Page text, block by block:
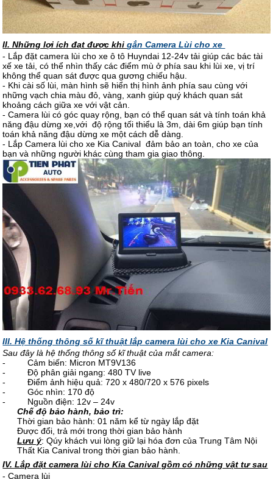
II. Những lợi ích đạt được khigắn Camera Lùi cho xe
- Lắp đặt camera lùi cho xe ô tô Huyndai 12-24v tải giúp các bác tài
xế xe tải, có thể nhìn thấy các điểm mù ở phía sau khi lùi xe, vị trí
không thể quan sát được qua gương chiếu hậu.
- Khi cài số lùi, màn hình sẽ hiển thị hình ảnh phía sau cùng với
những vạch chia màu đỏ, vàng, xanh giúp quý khách quan sát
khoảng cách giữa xe với vật cản.
- Camera lùi có góc quay rộng, bạn có thể quan sát và tính toán khả
năng đậu dừng xe,với độ rộng tối thiểu là 3m, dài 6m giúp bạn tính
toán khả năng đậu dừng xe một cách dễ dàng.
- Lắp Camera lùi cho xe Kia Canival đảm bảo an toàn, cho xe của
bạn và những người khác cùng tham gia giao thông.
III. Hệ thống thông số kĩ thuật lắp camera lùi cho xe Kia Canival
Sau đây là hệ thống thông số kĩ thuật của mắt camera:
- Cảm biến: Micron MT9V136
- Độ phân giải ngang: 480 TV live
- Điểm ảnh hiệu quả: 720 x 480/720 x 576 pixels
- Góc nhìn: 170 độ
- Nguồn điện: 12v – 24v
Chế độ bảo hành, bảo trì:
Thời gian bảo hành: 01 năm kể từ ngày lắp đặt
Được đổi, trả mới trong thời gian bảo hành
Lưu ý: Qúy khách vui lòng giữ lại hóa đơn của Trung Tâm Nội
Thất Kia Canival trong thời gian bảo hành.
IV. Lắp đặt camera lùi cho Kia Canival gồm có những vật tư sau
- Camera lùi